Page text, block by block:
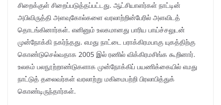
சிறைக்குள் சிறைப்படுத்தப்பட்டது. ஆட்சியாளர்கள் நாட்டின்
அபிவிருத்தி அளவுகோல்களை வரலாற்றின்பேரில் அளவிடத்
தொடங்கினார்கள். எனினும் உலகமானது பாரிய பாய்ச்சலுடன்
முன்நோக்கி நகர்ந்தது. எமது நாட்டை பராக்கிரமபாகு யுகத்திற்கு
கொண்டுசெல்வதாக 2005 இல் ரணில் விக்கிரமசிங்க கூறினார்.
உலகம் பலநூற்றாண்டுகளாக முன்நோக்கிப் பயணிக்கையில் எமது
நாட்டுத் தலைவர்கள் வரலாற்று மகிமைபற்றி பிரலாபித்துக்
கொண்டிருந்தார்கள்.